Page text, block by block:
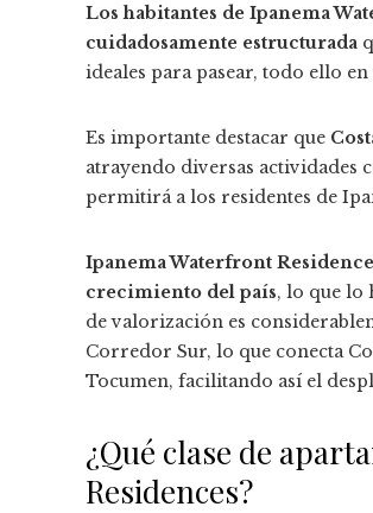
Los habitantes de Ipanema
cuidadosamente estructurada
ideales para pasear, todo ello
Es importante destacar que
atrayendo diversas actividades
permitirá a los residentes de
Ipanema Waterfront
crecimiento del país, lo que lo
de valorización es
Corredor Sur, lo que conecta
Tocumen, facilitando así el
¿Qué clase de
Residences?